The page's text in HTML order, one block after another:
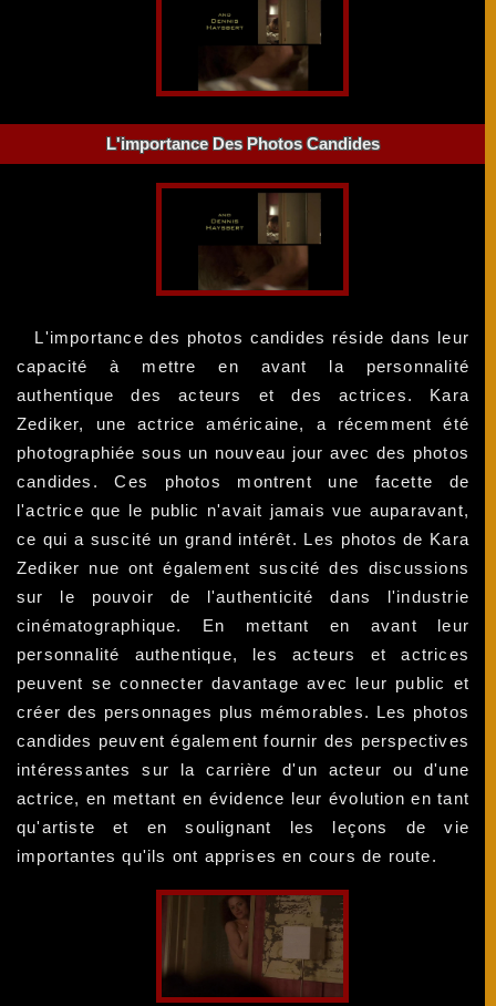
L'importance Des Photos Candides
L'importance des photos candides réside dans leur
capacité à mettre en avant la personnalité
authentique des acteurs et des actrices. Kara
Zediker, une actrice américaine, a récemment été
photographiée sous un nouveau jour avec des photos
candides. Ces photos montrent une facette de
l'actrice que le public n'avait jamais vue auparavant,
ce qui a suscité un grand intérêt. Les photos de Kara
Zediker nue ont également suscité des discussions
sur le pouvoir de l'authenticité dans l'industrie
cinématographique. En mettant en avant leur
personnalité authentique, les acteurs et actrices
peuvent se connecter davantage avec leur public et
créer des personnages plus mémorables. Les photos
candides peuvent également fournir des perspectives
intéressantes sur la carrière d'un acteur ou d'une
actrice, en mettant en évidence leur évolution en tant
qu'artiste et en soulignant les leçons de vie
importantes qu'ils ont apprises en cours de route.